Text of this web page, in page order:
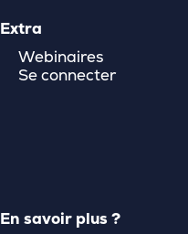
Extra
Webinaires
Se connecter
En savoir plus ?